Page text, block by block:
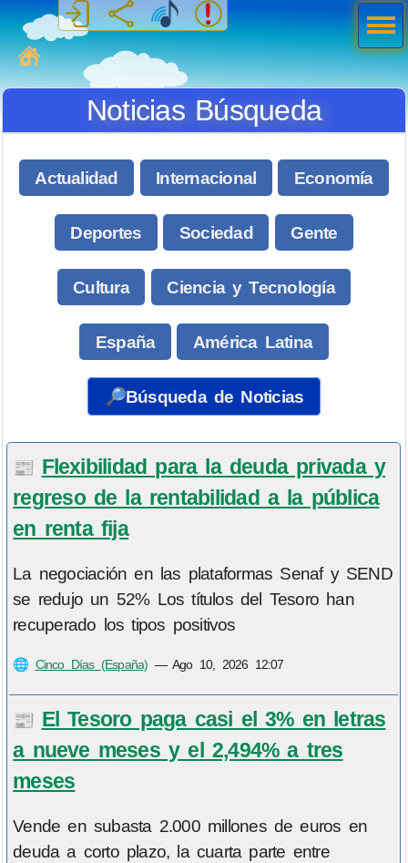
MiSabueso
Noticias Búsqueda
Actualidad Internacional Economía
Deportes Sociedad Gente
Cultura Ciencia y Tecnología
España América Latina
🔎Búsqueda de Noticias
📰 Flexibilidad para la deuda privada y
regreso de la rentabilidad a la pública
en renta fija
La negociación en las plataformas Senaf y SEND
se redujo un 52% Los títulos del Tesoro han
recuperado los tipos positivos
🌐 Cinco Días (España) —Ago 10, 2026 12:07
📰 El Tesoro paga casi el 3% en letras
a nueve meses y el 2,494% a tres
meses
Vende en subasta 2.000 millones de euros en
deuda a corto plazo, la cuarta parte entre
Men
ú